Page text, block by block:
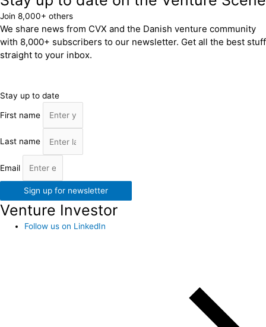
Join 8,000+ others
We share news from CVX and the Danish venture community
with 8,000+ subscribers to our newsletter. Get all the best stuff
straight to your inbox.
Stay up to date
First name
Last name
Email
Sign up for newsletter
Venture Investor
Follow us on LinkedIn